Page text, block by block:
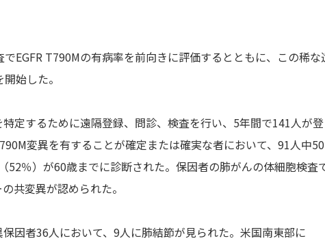
EGFR T790Mの有病率を前向きに評価するとともに、この稀な
始した。
定するために遠隔登録、問診、検査を行い、5年間で141人が登
変異を有することが確定または確実な者において、91人中50
52％）が60歳までに診断された。保因者の肺がんの体細胞検査
共変異が認められた。
因者36人において、9人に肺結節が見られた。米国南東部に